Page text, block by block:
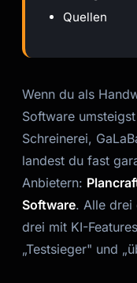
Quellen
Wenn du als
Software
Schreinerei,
landest du fast
Anbietern:
Software. Alle drei
drei mit KI-
„Testsieger" und